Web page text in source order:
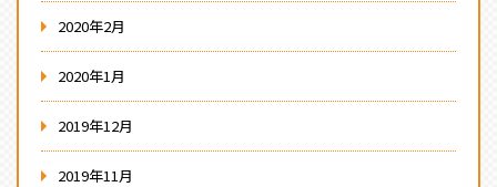
2020年2月
2020年1月
2019年12月
2019年11月